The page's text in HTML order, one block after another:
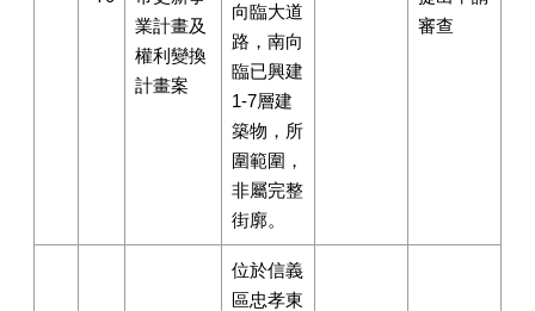
業計畫及
權利變換
計畫案
向臨大道
路，南向
臨已興建
1-7層建
築物，所
圍範圍，
非屬完整
街廓。
審查
位於信義
區忠孝東